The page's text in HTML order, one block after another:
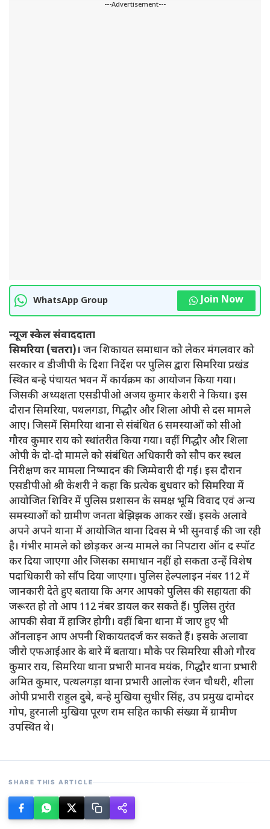
---Advertisement---
WhatsApp Group Join Now
न्यूज स्केल संवाददाता
सिमरिया (चतरा)। जन शिकायत समाधान को लेकर मंगलवार को
सरकार व डीजीपी के दिशा निर्देश पर पुलिस द्वारा सिमरिया प्रखंड
स्थित बन्हे पंचायत भवन में कार्यक्रम का आयोजन किया गया।
जिसकी अध्यक्षता एसडीपीओ अजय कुमार केशरी ने किया। इस
दौरान सिमरिया, पथलगडा, गिद्धौर और शिला ओपी से दस मामले
आए। जिसमें सिमरिया थाना से संबंधित 6 समस्याओं को सीओ
गौरव कुमार राय को स्थांतरीत किया गया। वहीं गिद्धौर और शिला
ओपी के दो-दो मामले को संबंधित अधिकारी को सौप कर स्थल
निरीक्षण कर मामला निष्पादन की जिम्मेवारी दी गई। इस दौरान
एसडीपीओ श्री केशरी ने कहा कि प्रत्येक बुधवार को सिमरिया में
आयोजित शिविर में पुलिस प्रशासन के समक्ष भूमि विवाद एवं अन्य
समस्याओं को ग्रामीण जनता बेझिझक आकर रखें। इसके अलावे
अपने अपने थाना में आयोजित थाना दिवस मे भी सुनवाई की जा रही
है। गंभीर मामले को छोड़कर अन्य मामले का निपटारा ऑन द स्पॉट
कर दिया जाएगा और जिसका समाधान नहीं हो सकता उन्हें विशेष
पदाधिकारी को सौंप दिया जाएगा। पुलिस हेल्पलाइन नंबर 112 में
जानकारी देते हुए बताया कि अगर आपको पुलिस की सहायता की
जरूरत हो तो आप 112 नंबर डायल कर सकते हैं। पुलिस तुरंत
आपकी सेवा में हाजिर होगी। वहीं बिना थाना में जाए हुए भी
ऑनलाइन आप अपनी शिकायतदर्ज कर सकते हैं। इसके अलावा
जीरो एफआईआर के बारे में बताया। मौके पर सिमरिया सीओ गौरव
कुमार राय, सिमरिया थाना प्रभारी मानव मयंक, गिद्धौर थाना प्रभारी
अमित कुमार, पत्थलगड़ा थाना प्रभारी आलोक रंजन चौधरी, शीला
ओपी प्रभारी राहुल दुबे, बन्हे मुखिया सुधीर सिंह, उप प्रमुख दामोदर
गोप, हुरनाली मुखिया पूरण राम सहित काफी संख्या में ग्रामीण
उपस्थित थे।
SHARE THIS ARTICLE